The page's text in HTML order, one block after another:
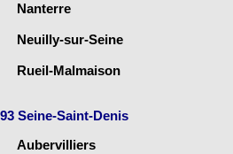
Nanterre
Neuilly-sur-Seine
Rueil-Malmaison
93 Seine-Saint-Denis
Aubervilliers